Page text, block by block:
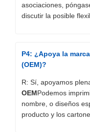
asociaciones,
discutir la posible
P4: ¿Apoya la
(OEM)?
R: Sí, apoyamos
OEMPodemos
nombre, o diseños
producto y los